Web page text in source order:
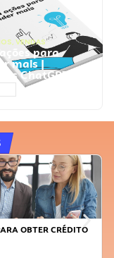
, VENDAS
ações para
mais |
ChatGPT
OBTER CRÉDITO